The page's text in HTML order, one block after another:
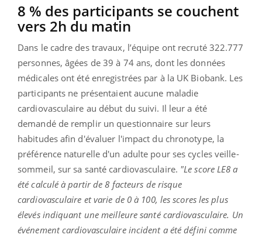
8 % des participants se couchent
vers 2h du matin
Dans le cadre des travaux, l’équipe ont recruté 322.777
personnes, âgées de 39 à 74 ans, dont les données
médicales ont été enregistrées par à la UK Biobank. Les
participants ne présentaient aucune maladie
cardiovasculaire au début du suivi. Il leur a été
demandé de remplir un questionnaire sur leurs
habitudes afin d'évaluer l'impact du chronotype, la
préférence naturelle d'un adulte pour ses cycles veille-
sommeil, sur sa santé cardiovasculaire. "Le score LE8 a
été calculé à partir de 8 facteurs de risque
cardiovasculaire et varie de 0 à 100, les scores les plus
élevés indiquant une meilleure santé cardiovasculaire. Un
événement cardiovasculaire incident a été défini comme